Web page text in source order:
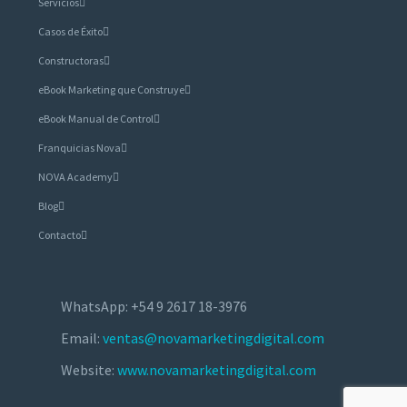
Casos de Éxito
Constructoras
eBook Marketing que Construye
eBook Manual de Control
Franquicias Nova
NOVA Academy
Blog
Contacto
WhatsApp: +54 9 2617 18-3976
Email: ventas@novamarketingdigital.com
Website: www.novamarketingdigital.com